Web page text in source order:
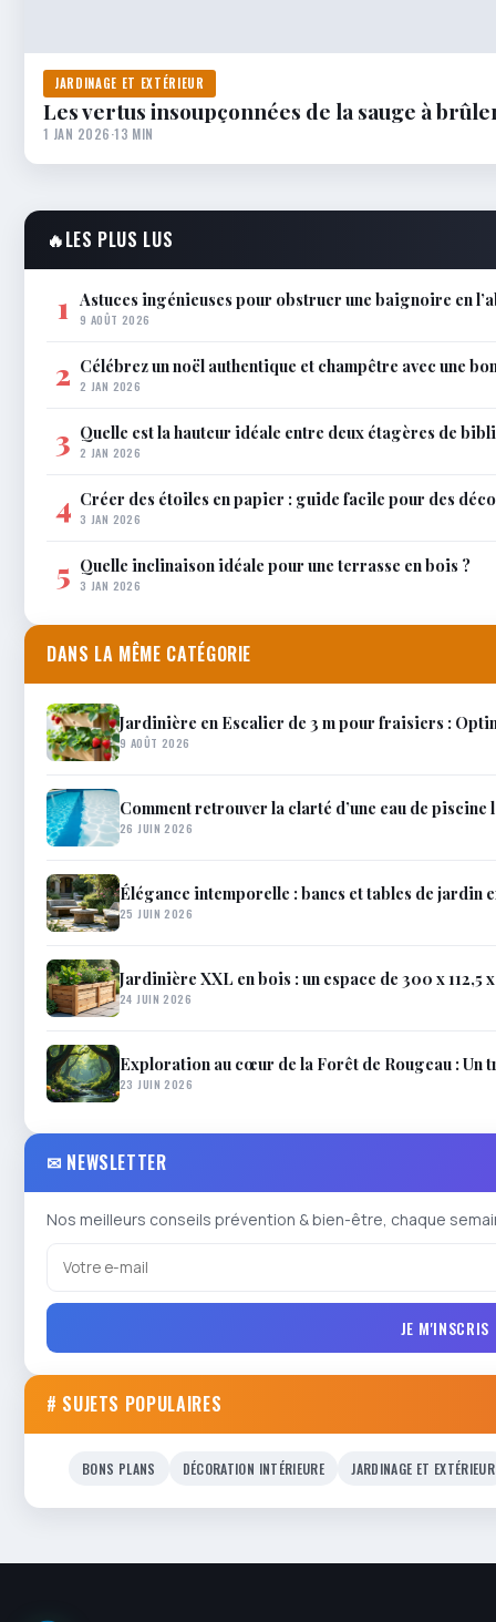
JARDINAGE ET EXTÉRIEUR
Les vertus insoupçonnées de la sauge à
1 JAN 2026·13 MIN
🔥LES PLUS LUS
1 Astuces ingénieuses pour obstruer une baignoire en
9 AOÛT 2026
2 Célébrez un noël authentique et champêtre avec une
2 JAN 2026
3 Quelle est la hauteur idéale entre deux étagères de
2 JAN 2026
4 Créer des étoiles en papier : guide facile pour des
3 JAN 2026
5 Quelle inclinaison idéale pour une terrasse en bois ?
3 JAN 2026
DANS LA MÊME CATÉGORIE
Jardinière en Escalier de 3 m pour fraisiers :
9 AOÛT 2026
Comment retrouver la clarté d’une eau de piscine
26 JUIN 2026
Élégance intemporelle : bancs et tables de jardin
25 JUIN 2026
Jardinière XXL en bois : un espace de 300 x
24 JUIN 2026
Exploration au cœur de la Forêt de Rougeau : Un
23 JUIN 2026
✉ NEWSLETTER
Nos meilleurs conseils prévention & bien-être, chaque
JE M'INSCRIS
# SUJETS POPULAIRES
BONS PLANS DÉCORATION INTÉRIEURE JARDINAGE ET EXTÉRIEUR